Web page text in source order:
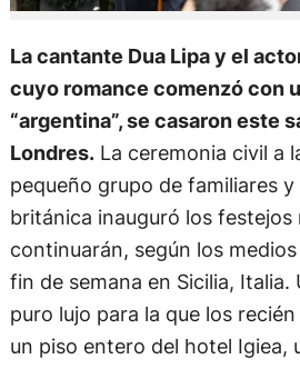
La cantante Dua Lipa y el
cuyo romance comenzó con
“argentina”, se casaron este
Londres.La ceremonia civil a
pequeño grupo de familiares
británica inauguró los festejos
continuarán, según los
fin de semana en Sicilia, Italia.
puro lujo para la que los
un piso entero del hotel Igiea,